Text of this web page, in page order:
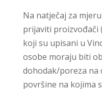
Na natječaj za
prijaviti proizvođači
koji su upisani u
osobe moraju biti
dohodak/poreza na
površine na kojima